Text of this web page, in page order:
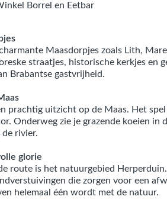
Borrel en Eetbar
Maasdorpjes zoals Lith,
straatjes, historische kerkjes en
Brabantse gastvrijheid.
prachtig uitzicht op de Maas. Het
Onderweg zie je grazende koeien in
rivier.
glorie
route is het natuurgebied
die zorgen voor een
helemaal één wordt met de natuur.